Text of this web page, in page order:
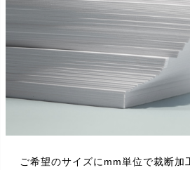
ご希望のサイズにmm単位で裁断加